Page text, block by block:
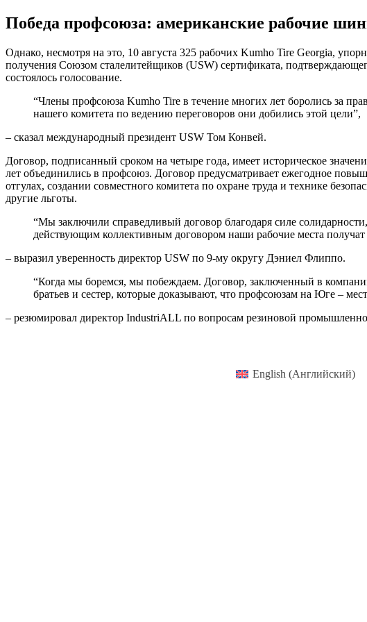
Победа профсоюза: американские рабочие
Однако, несмотря на это, 10 августа 325 рабочих Kumho Tire Georgia,
получения Союзом сталелитейщиков (USW) сертификата,
состоялось голосование.
“Члены профсоюза Kumho Tire в течение многих лет боролись за
нашего комитета по ведению переговоров они добились этой цели”,
– сказал международный президент USW Том Конвей.
Договор, подписанный сроком на четыре года, имеет историческое
лет объединились в профсоюз. Договор предусматривает ежегодное
отгулах, создании совместного комитета по охране труда и технике
другие льготы.
“Мы заключили справедливый договор благодаря силе
действующим коллективным договором наши рабочие места
– выразил уверенность директор USW по 9-му округу Дэниел Флиппо.
“Когда мы боремся, мы побеждаем. Договор, заключенный в
братьев и сестер, которые доказывают, что профсоюзам на Юге –
– резюмировал директор IndustriALL по вопросам резиновой
English (Английский)